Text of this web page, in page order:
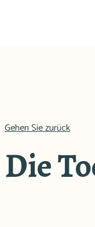
Gehen Sie zurück
Die